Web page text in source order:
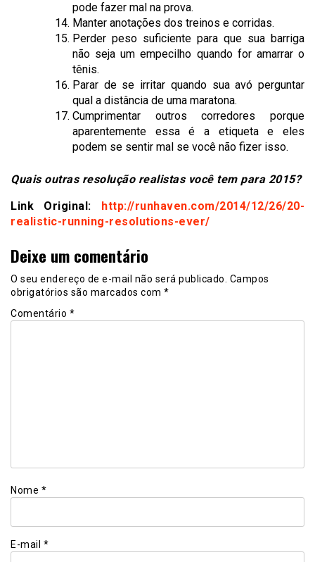
pode fazer mal na prova.
Manter anotações dos treinos e corridas.
Perder peso suficiente para que sua barriga
não seja um empecilho quando for amarrar o
tênis.
Parar de se irritar quando sua avó perguntar
qual a distância de uma maratona.
Cumprimentar outros corredores porque
aparentemente essa é a etiqueta e eles
podem se sentir mal se você não fizer isso.
Quais outras resolução realistas você tem para 2015?
Link Original: http://runhaven.com/2014/12/26/20-
realistic-running-resolutions-ever/
Deixe um comentário
O seu endereço de e-mail não será publicado. Campos
obrigatórios são marcados com *
Comentário *
Nome *
E-mail *